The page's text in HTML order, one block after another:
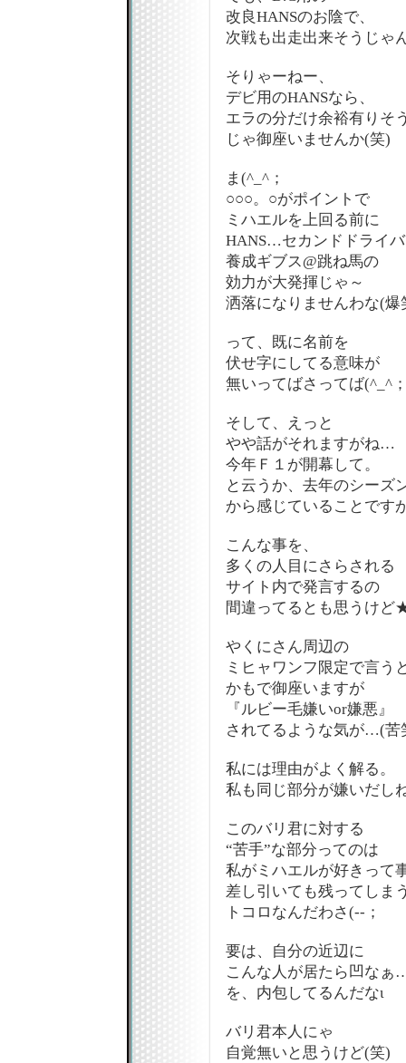
改良HANSのお陰で、
次戦も出走出来そうじゃ
そりゃーねー、
デビ用のHANSなら、
エラの分だけ余裕有りそ
じゃ御座いませんか(笑)
ま(^_^；
○○○。○がポイントで
ミハエルを上回る前に
HANS…セカンドドライ
養成ギブス@跳ね馬の
効力が大発揮じゃ～
洒落になりませんわな(爆
って、既に名前を
伏せ字にしてる意味が
無いってばさってば(^_^
そして、えっと
やや話がそれますがね…
今年Ｆ１が開幕して。
と云うか、去年のシーズ
から感じていることです
こんな事を、
多くの人目にさらされる
サイト内で発言するの
間違ってるとも思うけど
やくにさん周辺の
ミヒャワンフ限定で言う
かもで御座いますが
『ルビー毛嫌いor嫌悪』
されてるような気が…(苦
私には理由がよく解る。
私も同じ部分が嫌いだし
このバリ君に対する
“苦手”な部分ってのは
私がミハエルが好きって
差し引いても残ってしま
トコロなんだわさ(--；
要は、自分の近辺に
こんな人が居たら凹なぁ
を、内包してるんだなι
バリ君本人にゃ
自覚無いと思うけど(笑)